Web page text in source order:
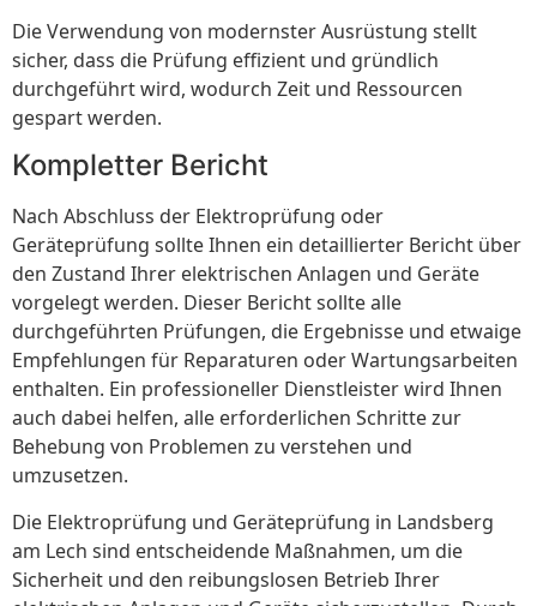
Die Verwendung von modernster Ausrüstung stellt
sicher, dass die Prüfung effizient und gründlich
durchgeführt wird, wodurch Zeit und Ressourcen
gespart werden.
Kompletter Bericht
Nach Abschluss der Elektroprüfung oder
Geräteprüfung sollte Ihnen ein detaillierter Bericht über
den Zustand Ihrer elektrischen Anlagen und Geräte
vorgelegt werden. Dieser Bericht sollte alle
durchgeführten Prüfungen, die Ergebnisse und etwaige
Empfehlungen für Reparaturen oder Wartungsarbeiten
enthalten. Ein professioneller Dienstleister wird Ihnen
auch dabei helfen, alle erforderlichen Schritte zur
Behebung von Problemen zu verstehen und
umzusetzen.
Die Elektroprüfung und Geräteprüfung in Landsberg
am Lech sind entscheidende Maßnahmen, um die
Sicherheit und den reibungslosen Betrieb Ihrer